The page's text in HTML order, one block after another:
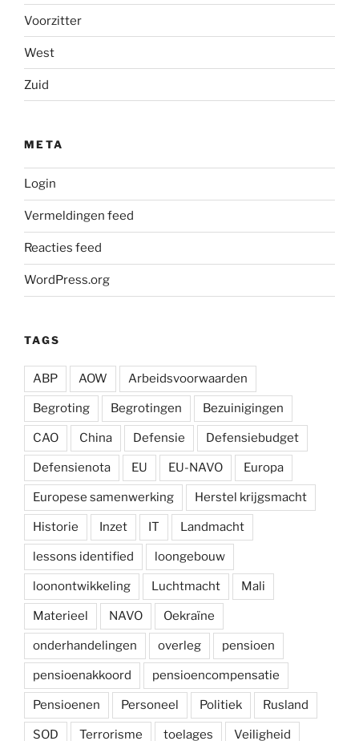
Voorzitter
West
Zuid
META
Login
Vermeldingen feed
Reacties feed
WordPress.org
TAGS
ABP AOW Arbeidsvoorwaarden
Begroting Begrotingen Bezuinigingen
CAO China Defensie Defensiebudget
Defensienota EU EU-NAVO Europa
Europese samenwerking Herstel krijgsmacht
Historie Inzet IT Landmacht
lessons identified loongebouw
loonontwikkeling Luchtmacht Mali
Materieel NAVO Oekraïne
onderhandelingen overleg pensioen
pensioenakkoord pensioencompensatie
Pensioenen Personeel Politiek Rusland
SOD Terrorisme toelages Veiligheid